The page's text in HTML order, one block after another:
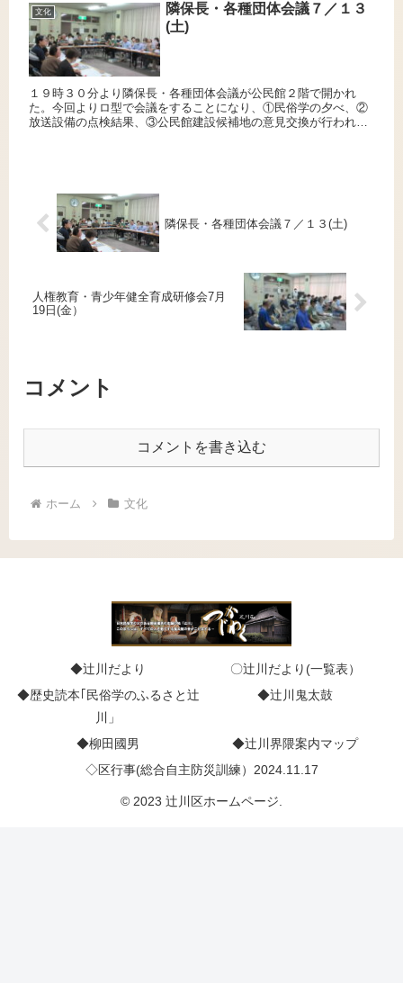
文化
隣保長・各種団体会議７／１３
(土)
１９時３０分より隣保長・各種団体会議が公民館２階で開かれ
た。今回よりロ型で会議をすることになり、①民俗学の夕べ、②
放送設備の点検結果、③公民館建設候補地の意見交換が行われま
隣保長・各種団体会議７／１３(土)
人権教育・青少年健全育成研修会7月
19日(金）
コメント
コメントを書き込む
ホーム 文化
◆辻川だより
〇辻川だより(一覧表）
◆歴史読本｢民俗学のふるさと辻
川」
◆辻川鬼太鼓
◆柳田國男
◆辻川界隈案内マップ
◇区行事(総合自主防災訓練）2024.11.17
© 2023 辻川区ホームページ.